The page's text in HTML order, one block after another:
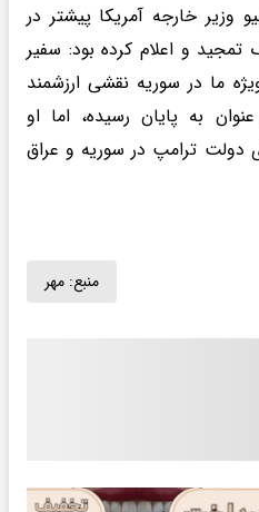
وزیر خارجه آمریکا پیشتر در
و اعلام کرده بود: سفیر
ما در سوریه نقشی ارزشمند
به پایان رسیده، اما او
دولت ترامپ در سوریه و عراق
منبع: مهر